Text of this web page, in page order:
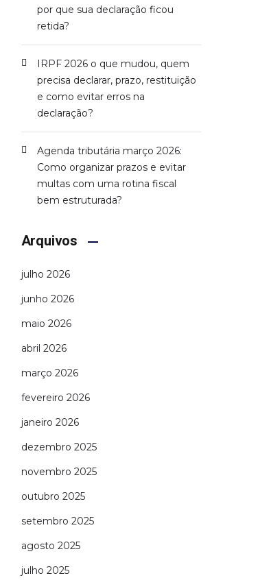
por que sua declaração ficou
retida?
IRPF 2026 o que mudou, quem
precisa declarar, prazo, restituição
e como evitar erros na
declaração?
Agenda tributária março 2026:
Como organizar prazos e evitar
multas com uma rotina fiscal
bem estruturada?
Arquivos
julho 2026
junho 2026
maio 2026
abril 2026
março 2026
fevereiro 2026
janeiro 2026
dezembro 2025
novembro 2025
outubro 2025
setembro 2025
agosto 2025
julho 2025